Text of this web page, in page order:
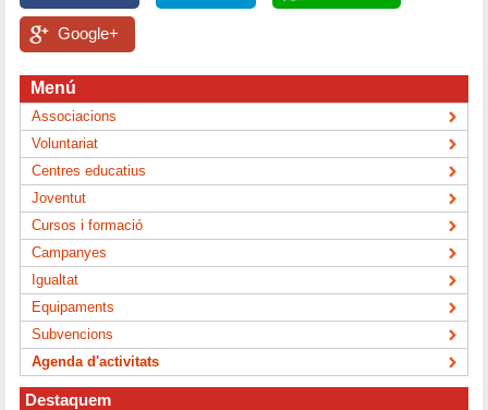
Google+
Menú
Associacions
Voluntariat
Centres educatius
Joventut
Cursos i formació
Campanyes
Igualtat
Equipaments
Subvencions
Agenda d'activitats
Destaquem